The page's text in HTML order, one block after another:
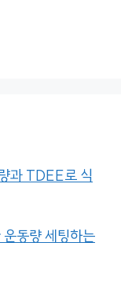
과 TDEE로 식
동량 세팅하는